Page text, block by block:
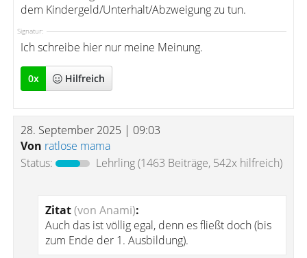
dem Kindergeld/Unterhalt/Abzweigung zu tun.
Signatur:
Ich schreibe hier nur meine Meinung.
0x Hilfreich
28. September 2025 | 09:03
Von ratlose mama
Status:
Lehrling(1463 Beiträge, 542x hilfreich)
Zitat(von Anami):
Auch das ist völlig egal, denn es fließt doch (bis
zum Ende der 1. Ausbildung).